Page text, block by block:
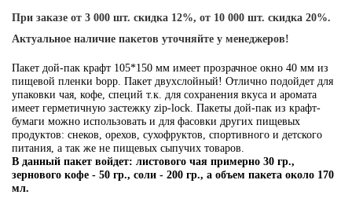
При заказе от 3 000 шт. скидка 12%, от 10 000 шт. скидка 20%.
Актуальное наличие пакетов уточняйте у менеджеров!
Пакет дой-пак крафт 105*150 мм имеет прозрачное окно 40 мм из
пищевой пленки bopp. Пакет двухслойный! Отлично подойдет для
упаковки чая, кофе, специй т.к. для сохранения вкуса и аромата
имеет герметичную застежку zip-lock. Пакеты дой-пак из крафт-
бумаги можно использовать и для фасовки других пищевых
продуктов: снеков, орехов, сухофруктов, спортивного и детского
питания, а так же не пищевых сыпучих товаров.
В данный пакет войдет: листового чая примерно 30 гр.,
зернового кофе - 50 гр., соли - 200 гр., а объем пакета около 170
мл.